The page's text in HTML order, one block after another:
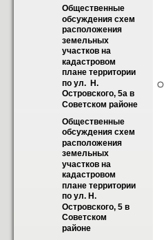
Общественные
обсуждения схем
расположения
земельных
участков на
кадастровом
плане территории
по ул.  Н.
Островского, 5а в
Советском районе
Общественные
обсуждения схем
расположения
земельных
участков на
кадастровом
плане территории
по ул. Н.
Островского, 5 в
Советском
районе